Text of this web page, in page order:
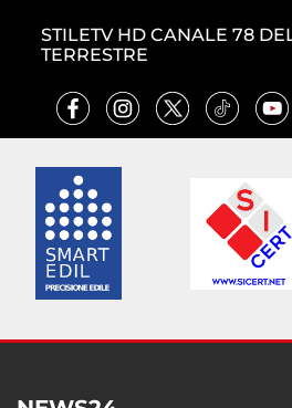
STILETV HD CANALE 78
TERRESTRE